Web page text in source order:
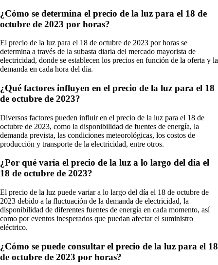
¿Cómo se determina el precio de la luz para el 18 de
octubre de 2023 por horas?
El precio de la luz para el 18 de octubre de 2023 por horas se
determina a través de la subasta diaria del mercado mayorista de
electricidad, donde se establecen los precios en función de la oferta y la
demanda en cada hora del día.
¿Qué factores influyen en el precio de la luz para el 18
de octubre de 2023?
Diversos factores pueden influir en el precio de la luz para el 18 de
octubre de 2023, como la disponibilidad de fuentes de energía, la
demanda prevista, las condiciones meteorológicas, los costos de
producción y transporte de la electricidad, entre otros.
¿Por qué varía el precio de la luz a lo largo del día el
18 de octubre de 2023?
El precio de la luz puede variar a lo largo del día el 18 de octubre de
2023 debido a la fluctuación de la demanda de electricidad, la
disponibilidad de diferentes fuentes de energía en cada momento, así
como por eventos inesperados que puedan afectar el suministro
eléctrico.
¿Cómo se puede consultar el precio de la luz para el 18
de octubre de 2023 por horas?